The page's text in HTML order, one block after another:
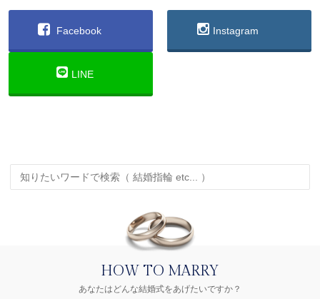
Facebook Instagram
LINE
HOW TO MARRY
あなたはどんな結婚式をあげたいですか？